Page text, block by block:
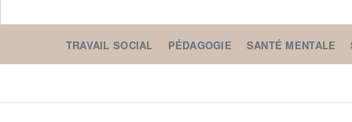
TRAVAIL SOCIAL PÉDAGOGIE SANTÉ MENTALE